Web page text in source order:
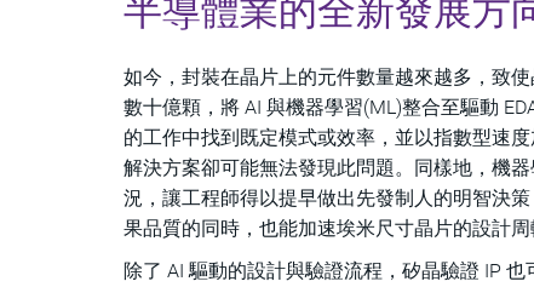
半導體業的全新發展方
如今，封裝在晶片上的元件數量越來越多，致
數十億顆，將 AI 與機器學習(ML)整合至驅動
的工作中找到既定模式或效率，並以指數型速
解決方案卻可能無法發現此問題。同樣地，機
況，讓工程師得以提早做出先發制人的明智決
果品質的同時，也能加速埃米尺寸晶片的設計周
除了 AI 驅動的設計與驗證流程，矽晶驗證 IP